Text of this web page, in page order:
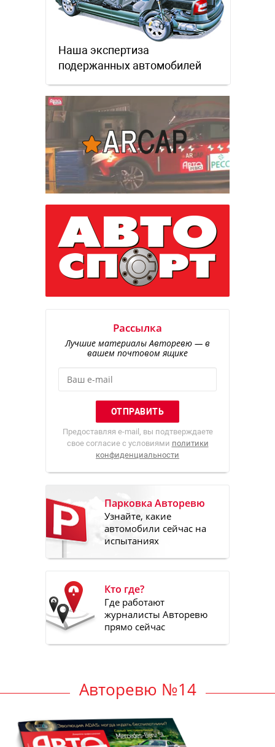
Наша экспертиза
подержанных автомобилей
Рассылка
Лучшие материалы Авторевю — в
вашем почтовом ящике
Предоставляя e-mail, вы подтверждаете
свое согласие с условиями политики
конфиденциальности
Парковка Авторевю
Узнайте, какие
автомобили сейчас на
испытаниях
Кто где?
Где работают
журналисты Авторевю
прямо сейчас
Авторевю №14